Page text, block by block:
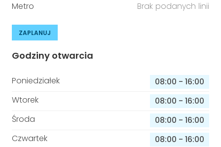
Metro
Brak podanych linii
ZAPLANUJ
Godziny otwarcia
Poniedziałek 08:00 - 16:00
Wtorek
08:00 - 16:00
Środa
08:00 - 16:00
Czwartek
08:00 - 16:00